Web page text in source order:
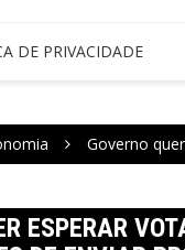
DE PRIVACIDADE
Governo
ESPERAR